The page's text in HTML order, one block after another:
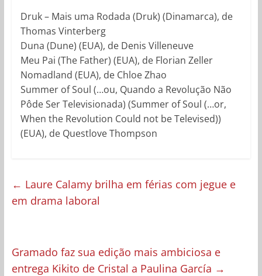
Druk – Mais uma Rodada (Druk) (Dinamarca), de
Thomas Vinterberg
Duna (Dune) (EUA), de Denis Villeneuve
Meu Pai (The Father) (EUA), de Florian Zeller
Nomadland (EUA), de Chloe Zhao
Summer of Soul (…ou, Quando a Revolução Não
Pôde Ser Televisionada) (Summer of Soul (…or,
When the Revolution Could not be Televised))
(EUA), de Questlove Thompson
← Laure Calamy brilha em férias com jegue e
em drama laboral
Gramado faz sua edição mais ambiciosa e
entrega Kikito de Cristal a Paulina García →